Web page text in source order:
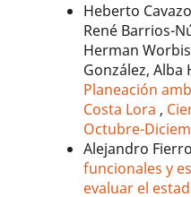
Heberto
René Barrios-
Herman
González, Alba
Planeación
Costa Lora ,
Octubre-
Alejandro
funcionales y
evaluar el